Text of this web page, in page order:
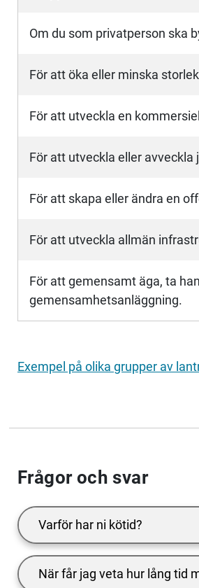
Om du som privatperson ska
För att öka eller minska
För att utveckla en
För att utveckla eller avveckla
För att skapa eller ändra en
För att utveckla allmän
För att gemensamt äga, ta
gemensamhetsanläggning.
Exempel på olika grupper av
Frågor och svar
Varför har ni kötid?
När får jag veta hur lång tid